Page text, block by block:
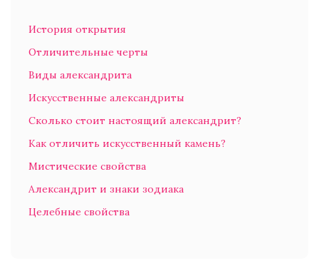
История открытия
Отличительные черты
Виды александрита
Искусственные александриты
Сколько стоит настоящий александрит?
Как отличить искусственный камень?
Мистические свойства
Александрит и знаки зодиака
Целебные свойства